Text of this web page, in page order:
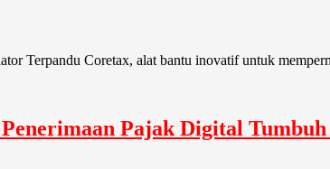
Terpandu Coretax, alat bantu inovatif untuk
Pajak Digital Tumbuh